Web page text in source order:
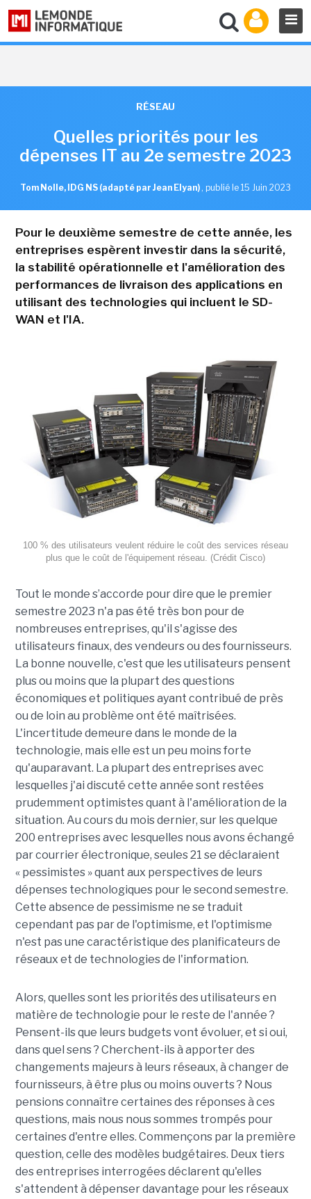
RÉSEAU
Quelles priorités pour les
dépenses IT au 2e semestre 2023
Tom Nolle, IDG NS (adapté par Jean Elyan) , publié le 15 Juin 2023
Pour le deuxième semestre de cette année, les
entreprises espèrent investir dans la sécurité,
la stabilité opérationnelle et l'amélioration des
performances de livraison des applications en
utilisant des technologies qui incluent le SD-
WAN et l'IA.
100 % des utilisateurs veulent réduire le coût des services réseau
plus que le coût de l'équipement réseau. (Crédit Cisco)
Tout le monde s’accorde pour dire que le premier
semestre 2023 n'a pas été très bon pour de
nombreuses entreprises, qu'il s'agisse des
utilisateurs finaux, des vendeurs ou des fournisseurs.
La bonne nouvelle, c'est que les utilisateurs pensent
plus ou moins que la plupart des questions
économiques et politiques ayant contribué de près
ou de loin au problème ont été maîtrisées.
L'incertitude demeure dans le monde de la
technologie, mais elle est un peu moins forte
qu'auparavant. La plupart des entreprises avec
lesquelles j'ai discuté cette année sont restées
prudemment optimistes quant à l'amélioration de la
situation. Au cours du mois dernier, sur les quelque
200 entreprises avec lesquelles nous avons échangé
par courrier électronique, seules 21 se déclaraient
« pessimistes » quant aux perspectives de leurs
dépenses technologiques pour le second semestre.
Cette absence de pessimisme ne se traduit
cependant pas par de l'optimisme, et l'optimisme
n'est pas une caractéristique des planificateurs de
réseaux et de technologies de l'information.
Alors, quelles sont les priorités des utilisateurs en
matière de technologie pour le reste de l'année ?
Pensent-ils que leurs budgets vont évoluer, et si oui,
dans quel sens ? Cherchent-ils à apporter des
changements majeurs à leurs réseaux, à changer de
fournisseurs, à être plus ou moins ouverts ? Nous
pensions connaître certaines des réponses à ces
questions, mais nous nous sommes trompés pour
certaines d'entre elles. Commençons par la première
question, celle des modèles budgétaires. Deux tiers
des entreprises interrogées déclarent qu'elles
s'attendent à dépenser davantage pour les réseaux